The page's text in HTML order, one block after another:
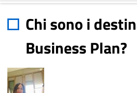
Chi sono i
Business Plan?